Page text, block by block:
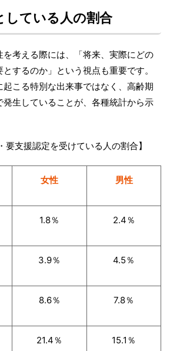
している人の割合
を考える際には、「将来、実際にどの
するのか」という視点も重要です。
こる特別な出来事ではなく、高齢期
発生していることが、各種統計から示
要支援認定を受けている人の割合】
女性 男性
1.8％ 2.4％
3.9％ 4.5％
8.6％ 7.8％
21.4％ 15.1％